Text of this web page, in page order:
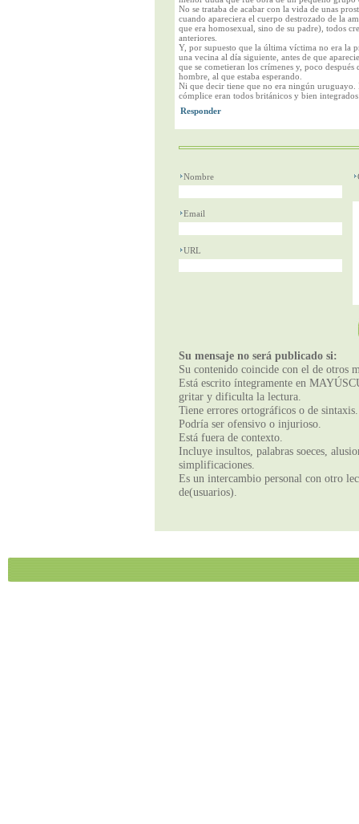
No se trataba de acabar con la vida de unas
cuando apareciera el cuerpo destrozado de la
que era homosexual, sino de su padre), todos
anteriores.
Y, por supuesto que la última víctima no era la
una vecina al día siguiente, antes de que
que se cometieran los crímenes y, poco
hombre, al que estaba esperando.
Ni que decir tiene que no era ningún
cómplice eran todos británicos y bien
Nombre
Email
URL
Su mensaje no será publicado si:
Su contenido coincide con el de otros
Está escrito íntegramente en
gritar y dificulta la lectura.
Tiene errores ortográficos o de sintaxis.
Podría ser ofensivo o injurioso.
Está fuera de contexto.
Incluye insultos, palabras soeces,
simplificaciones.
Es un intercambio personal con otro
de(usuarios).